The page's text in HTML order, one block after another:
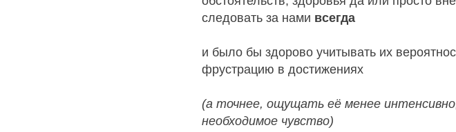
следовать за нами всегда
и было бы здорово учитывать их
фрустрацию в достижениях
(а точнее, ощущать её менее
необходимое чувство)